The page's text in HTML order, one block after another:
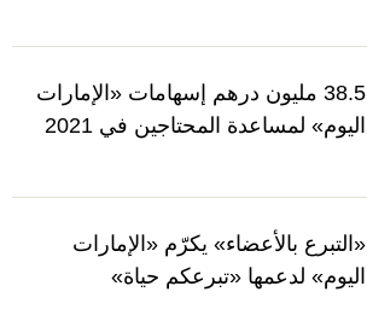
38.5 مليون درهم إسهامات «الإمارات
اليوم» لمساعدة المحتاجين في 2021
«التبرع بالأعضاء» يكرّم «الإمارات
اليوم» لدعمها «تبرعكم حياة»